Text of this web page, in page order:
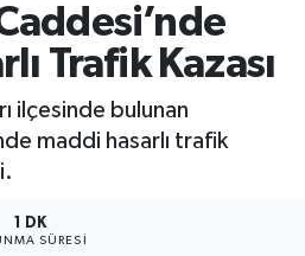
Trafik Kazası
ilçesinde bulunan
maddi hasarlı trafik
1 DK
SÜRESI